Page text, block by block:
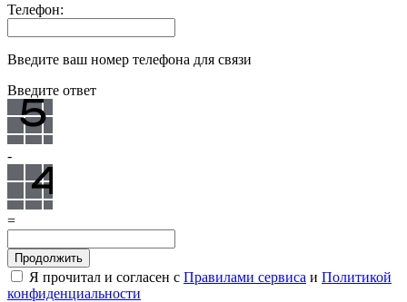
Телефон:
Введите ваш номер телефона для связи
Введите ответ
-
=
Я прочитал и согласен с Правилами сервиса и Политикой
конфиденциальности